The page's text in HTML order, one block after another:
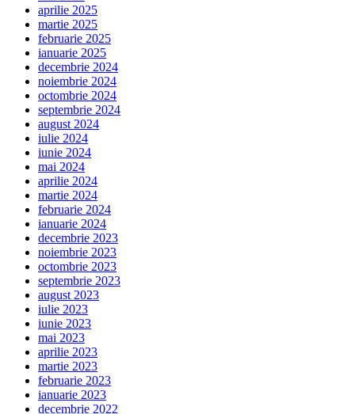
aprilie 2025
martie 2025
februarie 2025
ianuarie 2025
decembrie 2024
noiembrie 2024
octombrie 2024
septembrie 2024
august 2024
iulie 2024
iunie 2024
mai 2024
aprilie 2024
martie 2024
februarie 2024
ianuarie 2024
decembrie 2023
noiembrie 2023
octombrie 2023
septembrie 2023
august 2023
iulie 2023
iunie 2023
mai 2023
aprilie 2023
martie 2023
februarie 2023
ianuarie 2023
decembrie 2022